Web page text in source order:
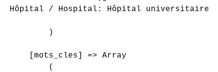
Hôpital / Hospital: Hôpital universitaire
        )
    [mots_cles] => Array
        (